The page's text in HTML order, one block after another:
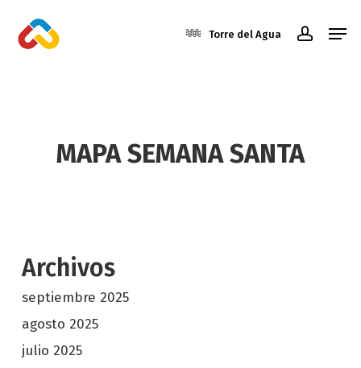
main
Torre del Agua account
MAPA SEMANA SANTA
Archivos
septiembre 2025
agosto 2025
julio 2025